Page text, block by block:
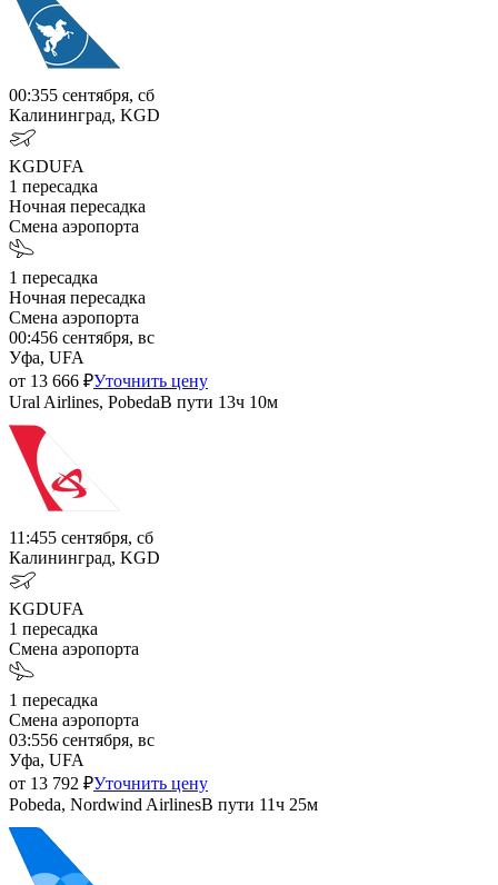
00:355 сентября, сб
Калининград, KGD
KGDUFA
1 пересадка
Ночная пересадка
Смена аэропорта
1 пересадка
Ночная пересадка
Смена аэропорта
00:456 сентября, вс
Уфа, UFA
от 13 666 ₽Уточнить цену
Ural Airlines, PobedaВ пути 13ч 10м
11:455 сентября, сб
Калининград, KGD
KGDUFA
1 пересадка
Смена аэропорта
1 пересадка
Смена аэропорта
03:556 сентября, вс
Уфа, UFA
от 13 792 ₽Уточнить цену
Pobeda, Nordwind AirlinesВ пути 11ч 25м